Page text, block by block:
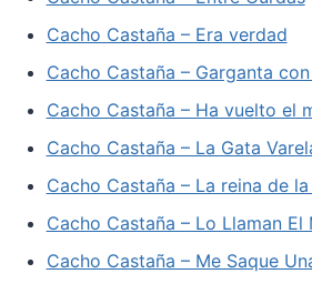
Cacho Castaña – Era verdad
Cacho Castaña – Garganta
Cacho Castaña – Ha vuelto el
Cacho Castaña – La Gata
Cacho Castaña – La reina de
Cacho Castaña – Lo Llaman El
Cacho Castaña – Me Saque